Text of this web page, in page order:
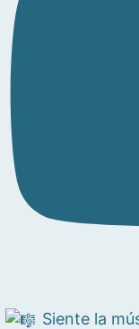
Siente la